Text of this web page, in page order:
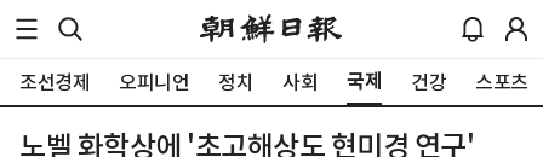
조선경제 오피니언 정치 사회 국제 건강 스포츠
노벨 화학상에 '초고해상도 현미경 연구'